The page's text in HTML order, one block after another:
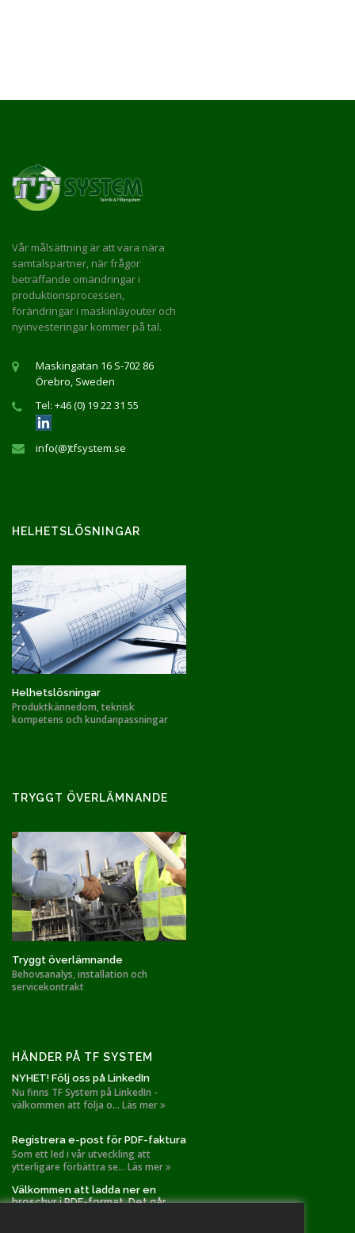
Vår målsättning är att vara nära
samtalspartner, när frågor
beträffande omändringar i
produktionsprocessen,
förändringar i maskinlayouter och
nyinvesteringar kommer på tal.
Maskingatan 16 S-702 86
Örebro, Sweden
Tel: +46 (0) 19 22 31 55
info(@)tfsystem.se
HELHETSLÖSNINGAR
Helhetslösningar
Produktkännedom, teknisk
kompetens och kundanpassningar
TRYGGT ÖVERLÄMNANDE
Tryggt överlämnande
Behovsanalys, installation och
servicekontrakt
HÄNDER PÅ TF SYSTEM
NYHET! Följ oss på LinkedIn
Nu finns TF System på LinkedIn -
välkommen att följa o... Läs mer
Registrera e-post för PDF-faktura
Som ett led i vår utveckling att
ytterligare förbättra se... Läs mer
Välkommen att ladda ner en
broschyr i PDF-format. Det går